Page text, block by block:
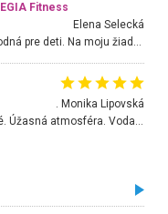
Fitness
Elena Selecká
Kútik výborný, ale hlučná hudba úplne nevhodná pre deti. Na moju žiadosť o aspoň sušenie nereagovali.
. Monika Lipovská